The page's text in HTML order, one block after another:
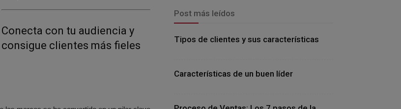
Conecta con tu audiencia y
consigue clientes más fieles
Post más leídos
Tipos de clientes y sus características
Características de un buen líder